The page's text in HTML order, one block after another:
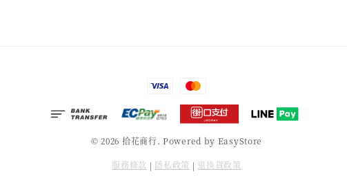
© 2026 拾花商行. Powered by EasyStore
服務條款 | 隱私政策 | 退換貨政策